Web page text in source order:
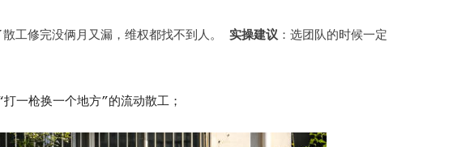
工修完没俩月又漏，维权都找不到人。 实操建议：选团队的时候一定
一枪换一个地方”的流动散工；